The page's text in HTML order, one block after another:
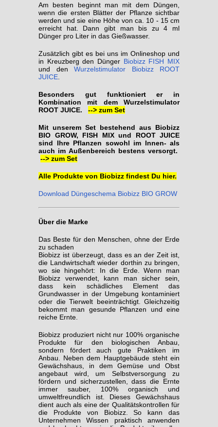
Am besten beginnt man mit dem Düngen,
wenn die ersten Blätter der Pflanze sichtbar
werden und sie eine Höhe von ca. 10 - 15 cm
erreicht hat. Dann gibt man bis zu 4 ml
Dünger pro Liter in das Gießwasser.
Zusätzlich gibt es bei uns im Onlineshop und
in Kreuzberg den Dünger Biobizz FISH MIX
und den Wurzelstimulator Biobizz ROOT
JUICE
Besonders gut funktioniert er in
Kombination mit dem Wurzelstimulator
ROOT JUICE.
--> zum Set
Mit unserem Set bestehend aus Biobizz
BIO GROW, FISH MIX und ROOT JUICE
sind Ihre Pflanzen sowohl im Innen- als
auch im Außenbereich bestens versorgt.
--> zum Set
Alle Produkte von Biobizz findest Du hier.
Download Düngeschema Biobizz BIO GROW
Über die Marke
Das Beste für den Menschen, ohne der Erde
zu schaden
Biobizz ist überzeugt, dass es an der Zeit ist,
die Landwirtschaft wieder dorthin zu bringen,
wo sie hingehört: In die Erde. Wenn man
Biobizz verwendet, kann man sicher sein,
dass kein schädliches Element das
Grundwasser in der Umgebung kontaminiert
oder die Tierwelt beeinträchtigt. Gleichzeitig
bekommt man gesunde Pflanzen und eine
reiche Ernte.
Biobizz produziert nicht nur 100% organische
Produkte für den biologischen Anbau,
sondern fördert auch gute Praktiken im
Anbau. Neben dem Hauptgebäude steht ein
Gewächshaus, in dem Gemüse und Obst
angebaut wird, um Selbstversorgung zu
fördern und sicherzustellen, dass die Ernte
immer sauber, 100% organisch und
umweltfreundlich ist. Dieses Gewächshaus
dient auch als eine der Qualitätskontrollen für
die Produkte von Biobizz. So kann das
Unternehmen Wissen praktisch anwenden